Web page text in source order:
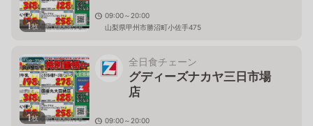
1枚
09:00～20:00
山梨県甲州市勝沼町小佐手475
1枚
全日食チェーン
グディーズナカヤ三日市場
店
09:00～20:00